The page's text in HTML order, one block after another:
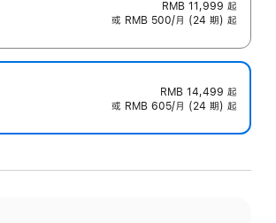
RMB 11,999 起
或 RMB 500/月 (24 期) 起
RMB 14,499 起
或 RMB 605/月 (24 期) 起